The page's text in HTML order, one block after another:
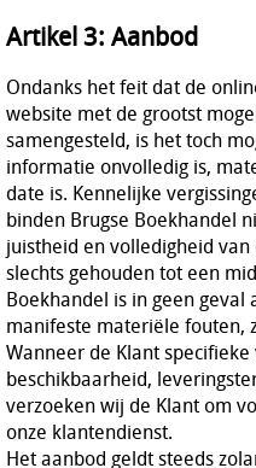
Artikel 3: Aanbod
Ondanks het feit dat de
website met de grootst
samengesteld, is het toch
informatie onvolledig is,
date is. Kennelijke
binden Brugse Boekhandel
juistheid en volledigheid
slechts gehouden tot een
Boekhandel is in geen
manifeste materiële fouten,
Wanneer de Klant
beschikbaarheid,
verzoeken wij de Klant om
onze klantendienst.
Het aanbod geldt steeds